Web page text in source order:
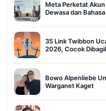
Meta Perketat
Dewasa dan
35 Link Twibbon
2026, Cocok
Bowo Alpenliebe
Warganet Kaget